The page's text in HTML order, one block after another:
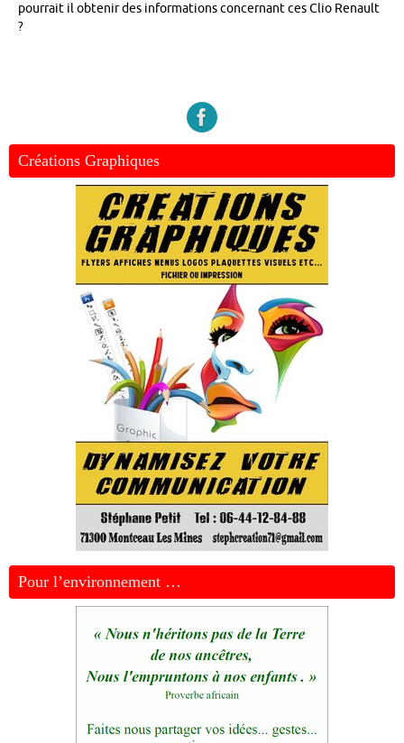
pourrait il obtenir des informations concernant ces Clio Renault
?
Créations Graphiques
Pour l’environnement …